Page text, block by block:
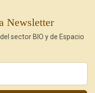
Newsletter
sector BIO y de Espacio